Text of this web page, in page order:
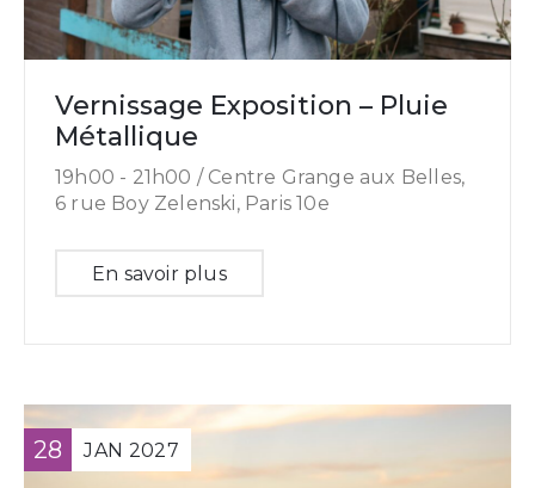
Vernissage Exposition – Pluie
Métallique
19h00 - 21h00 / Centre Grange aux Belles,
6 rue Boy Zelenski, Paris 10e
En savoir plus
28 JAN 2027